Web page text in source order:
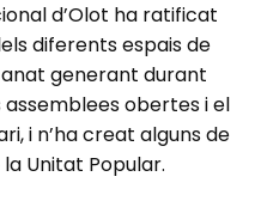
d’Olot ha ratificat
diferents espais de
generant durant
obertes i el
i n’ha creat alguns de
Unitat Popular.